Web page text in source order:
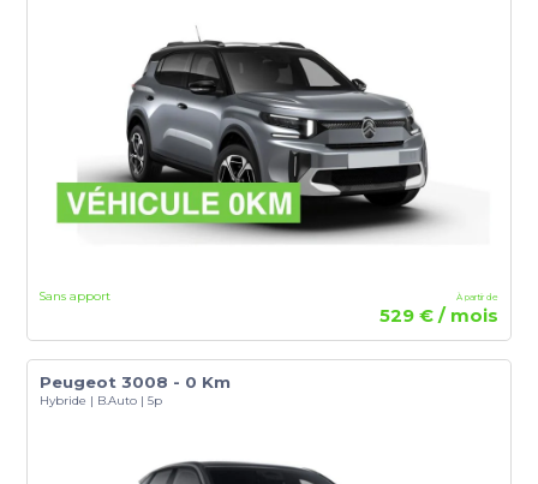
Sans apport À partir de
529 € / mois
Peugeot 3008 - 0 Km
Hybride | B.Auto | 5p